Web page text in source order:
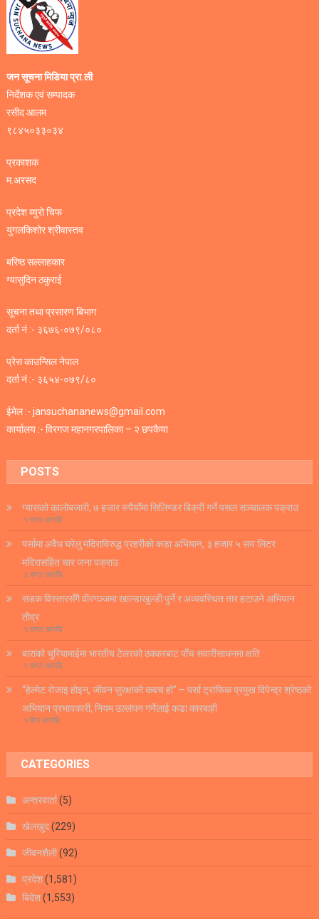
जन सूचना मिडिया प्रा.ली
निर्देशक एवं सम्पादक
रसीद आलम
९८४५०३३०३४
प्रकाशक
म.अरसद
प्रदेश ब्युरो चिफ
युगलकिशोर श्रीवास्तव
बरिष्ठ सल्लाहकार
ग्यासुदिन ठकुराई
सूचना तथा प्रसारण बिभाग
दर्ता नं :- ३६७६-०७९/०८०
प्रेस काउन्सिल नेपाल
दर्ता नं :- ३६५४-०७९/८०
ईमेल :- jansuchananews@gmail.com
कार्यालय :- विरगज महानगरपालिका – २ छपकैया
POSTS
ग्यासको कालोबजारी, ७ हजार रुपैयाँमा सिलिण्डर बिक्री गर्ने पसल सञ्चालक पक्राउ
१ घण्टा अगाडि
पर्सामा अवैध घरेलु मदिराविरुद्ध प्रहरीको कडा अभियान, ३ हजार ५ सय लिटर
मदिरासहित चार जना पक्राउ
३ घण्टा अगाडि
सडक विस्तारसँगै वीरगञ्जमा खाल्डाखुल्डी पुर्ने र अव्यवस्थित तार हटाउने अभियान
तीव्र
३ घण्टा अगाडि
बाराको चुरियामाईमा भारतीय टेलरको ठक्करबाट पाँच सवारीसाधनमा क्षति
९ घण्टा अगाडि
“हेल्मेट रोजाइ होइन, जीवन सुरक्षाको कवच हो” – पर्सा ट्राफिक प्रमुख दिपेन्द्र श्रेष्ठको
अभियान प्रभावकारी, नियम उल्लंघन गर्नेलाई कडा कारबाही
१ दिन अगाडि
CATEGORIES
अन्तरबार्ता(5)
खेलखुद(229)
जीवनशैली(92)
प्रदेश(1,581)
बिदेश(1,553)